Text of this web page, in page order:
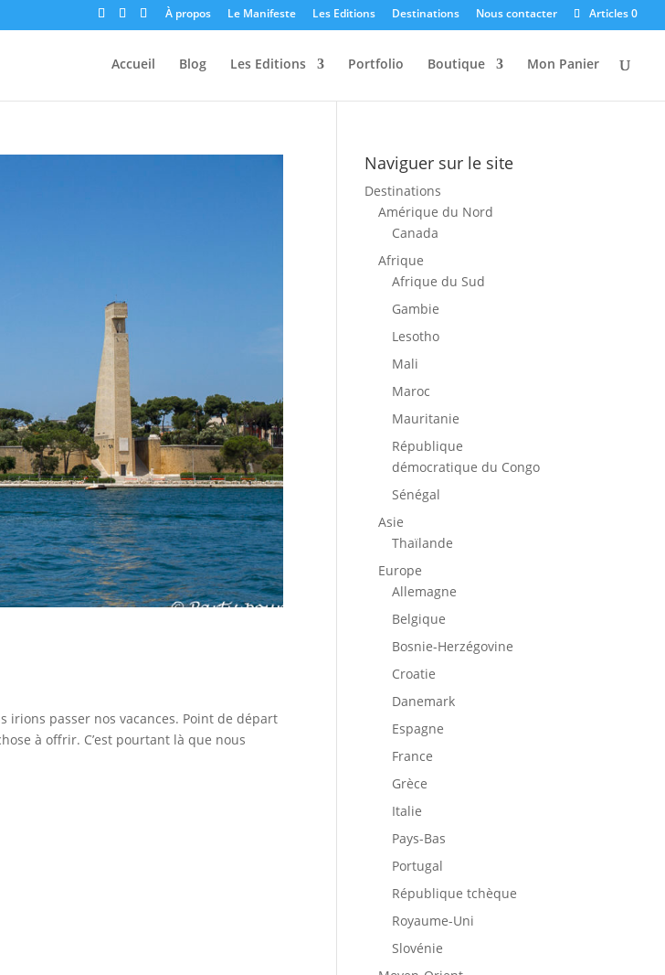
À propos Le Manifeste Les Editions Destinations Nous contacter Articles 0
Accueil Blog Les Editions Portfolio Boutique Mon Panier
irions passer nos vacances. Point de départ
à offrir. C’est pourtant là que nous
Naviguer sur le site
Destinations
Amérique du Nord
Canada
Afrique
Afrique du Sud
Gambie
Lesotho
Mali
Maroc
Mauritanie
République
démocratique du Congo
Sénégal
Asie
Thaïlande
Europe
Allemagne
Belgique
Bosnie-Herzégovine
Croatie
Danemark
Espagne
France
Grèce
Italie
Pays-Bas
Portugal
République tchèque
Royaume-Uni
Slovénie